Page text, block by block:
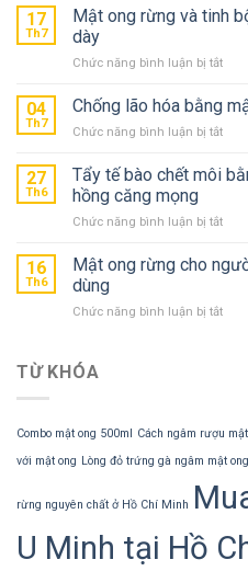
ong
độ
17
Th7
Mật ong rừng và tinh
dày
Chức năng bình luận bị tắtở
rừng
và
bột
tinh
đau
04
Th7
Chống lão hóa bằng
Chức năng bình luận bị tắtở
lão
hóa
mật
da
27
Th6
Tẩy tế bào chết môi
hồng căng mọng
Chức năng bình luận bị tắtở
bào
môi
môi
hồng
16
Th6
Mật ong rừng cho
dùng
Chức năng bình luận bị tắtở
dạ
dày:
chế
cách
dùng
TỪ KHÓA
Combo mật ong 500ml Cách ngâm rượu
với mật ong Lòng đỏ trứng gà ngâm mật ong
rừng nguyên chất ở Hồ Chí Minh
U Minh tại Hồ